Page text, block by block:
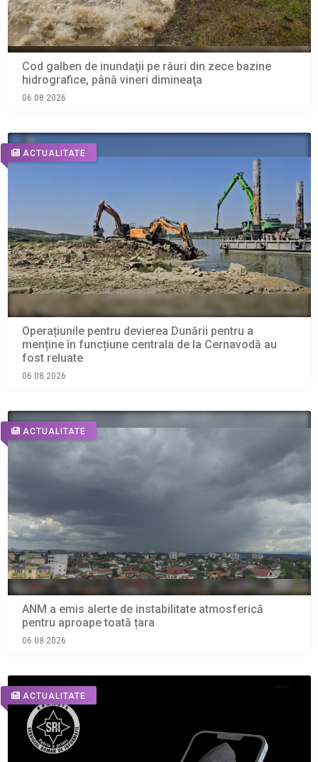
Cod galben de inundaţii pe râuri din zece bazine
hidrografice, până vineri dimineaţa
06.08.2026
ACTUALITATE
Operațiunile pentru devierea Dunării pentru a
menține în funcțiune centrala de la Cernavodă au
fost reluate
06.08.2026
ACTUALITATE
ANM a emis alerte de instabilitate atmosferică
pentru aproape toată țara
06.08.2026
ACTUALITATE